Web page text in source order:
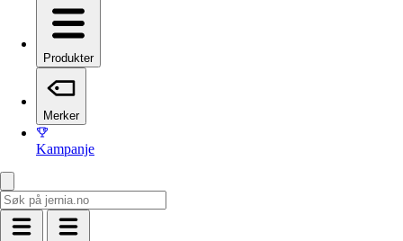
Produkter
Merker
Kampanje